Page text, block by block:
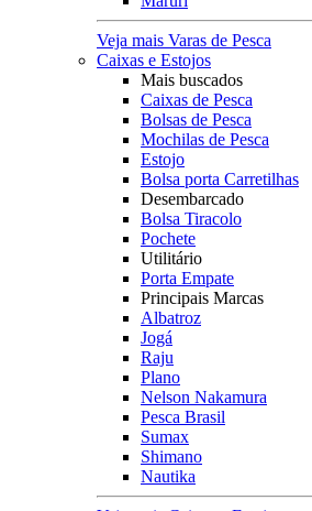
Veja mais Varas de Pesca
Caixas e Estojos
Mais buscados
Caixas de Pesca
Bolsas de Pesca
Mochilas de Pesca
Estojo
Bolsa porta Carretilhas
Desembarcado
Bolsa Tiracolo
Pochete
Utilitário
Porta Empate
Principais Marcas
Albatroz
Jogá
Raju
Plano
Nelson Nakamura
Pesca Brasil
Sumax
Shimano
Nautika